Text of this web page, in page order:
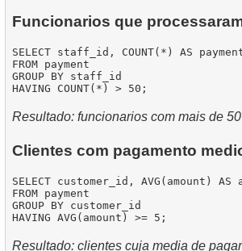
Funcionarios que
SELECT staff_id, COUNT(*) AS
FROM payment
GROUP BY staff_id
Resultado: funcionarios com mais de
Clientes com pagamento
SELECT customer_id, AVG(amount) AS
FROM payment
GROUP BY customer_id
Resultado: clientes cuja media de